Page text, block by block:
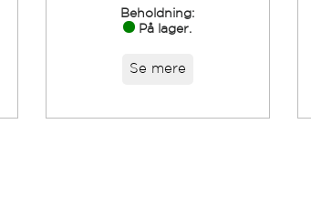
Beholdning:
På lager.
Se mere